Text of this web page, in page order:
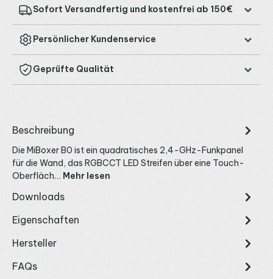
Sofort Versandfertig und kostenfrei ab 150€
Persönlicher Kundenservice
Geprüfte Qualität
Beschreibung
Die MiBoxer B0 ist ein quadratisches 2,4-GHz-Funkpanel
für die Wand, das RGBCCT LED Streifen über eine Touch-
Oberfläch… Mehr lesen
Downloads
Eigenschaften
Hersteller
FAQs